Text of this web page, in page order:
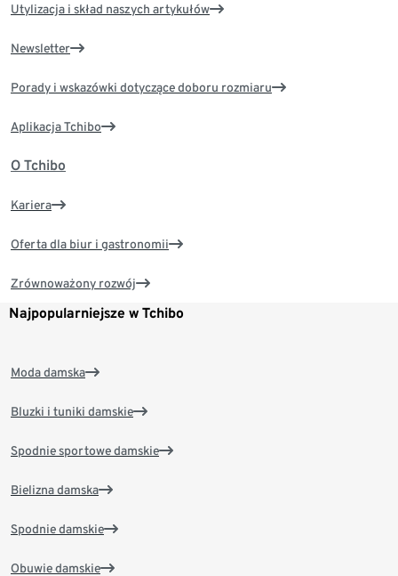
Utylizacja i skład naszych artykułów
Newsletter
Porady i wskazówki dotyczące doboru rozmiaru
Aplikacja Tchibo
O Tchibo
Kariera
Oferta dla biur i gastronomii
Zrównoważony rozwój
Najpopularniejsze w Tchibo
Moda damska
Bluzki i tuniki damskie
Spodnie sportowe damskie
Bielizna damska
Spodnie damskie
Obuwie damskie